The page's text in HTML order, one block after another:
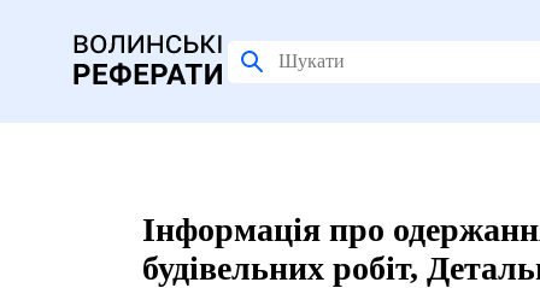
Інформація про
будівельних робіт,